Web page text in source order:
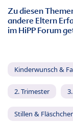
Zu diesen
andere Eltern
im HiPP Forum
Kinderwunsch &
2. Trimester
Stillen &